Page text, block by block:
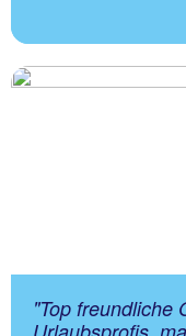
"Top freundliche